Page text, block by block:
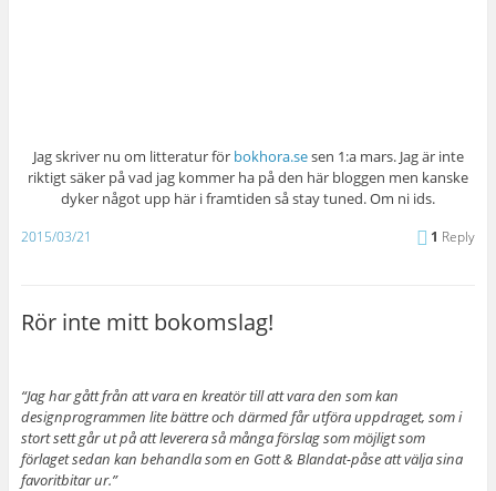
Jag skriver nu om litteratur för bokhora.sesen 1:a mars. Jag är inte
riktigt säker på vad jag kommer ha på den här bloggen men kanske
dyker något upp här i framtiden så stay tuned. Om ni ids.
2015/03/21 1 Reply
Rör inte mitt bokomslag!
“Jag har gått från att vara en kreatör till att vara den som kan
designprogrammen lite bättre och därmed får utföra uppdraget, som i
stort sett går ut på att leverera så många förslag som möjligt som
förlaget sedan kan behandla som en Gott & Blandat-påse att välja sina
favoritbitar ur.”